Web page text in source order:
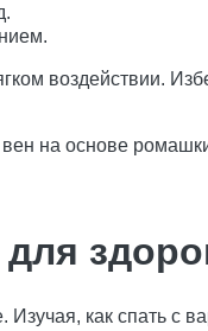
воздействии.
на основе
как спать с